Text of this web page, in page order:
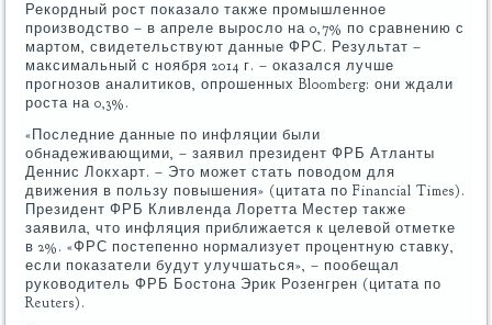
Рекордный рост показало также промышленное
производство – в апреле выросло на 0,7% по сравнению с
мартом, свидетельствуют данные ФРС. Результат –
максимальный с ноября 2014 г. – оказался лучше
прогнозов аналитиков, опрошенных Bloomberg: они ждали
роста на 0,3%.
«Последние данные по инфляции были
обнадеживающими, – заявил президент ФРБ Атланты
Деннис Локхарт. – Это может стать поводом для
движения в пользу повышения» (цитата по Financial Times).
Президент ФРБ Кливленда Лоретта Местер также
заявила, что инфляция приближается к целевой отметке
в 2%. «ФРС постепенно нормализует процентную ставку,
если показатели будут улучшаться», – пообещал
руководитель ФРБ Бостона Эрик Розенгрен (цитата по
Reuters).